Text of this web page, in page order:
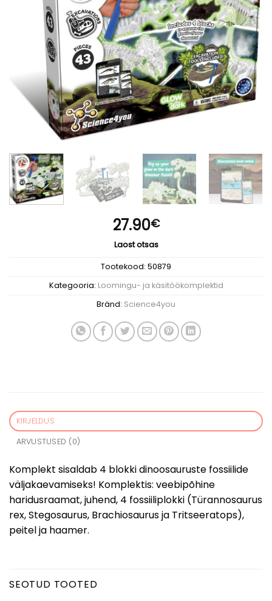
27.90€
Laost otsas
Tootekood: 50879
Kategooria: Loomingu- ja käsitöökomplektid
Bränd: Science4you
KIRJELDUS
ARVUSTUSED (0)
Komplekt sisaldab 4 blokki dinoosauruste fossiilide
väljakaevamiseks! Komplektis: veebipõhine
haridusraamat, juhend, 4 fossiiliplokki (Türannosaurus
rex, Stegosaurus, Brachiosaurus ja Tritseeratops),
peitel ja haamer.
SEOTUD TOOTED